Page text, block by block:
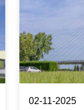
02-11-2025